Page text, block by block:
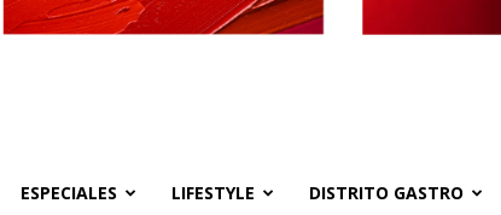
ESPECIALES LIFESTYLE DISTRITO GASTRO